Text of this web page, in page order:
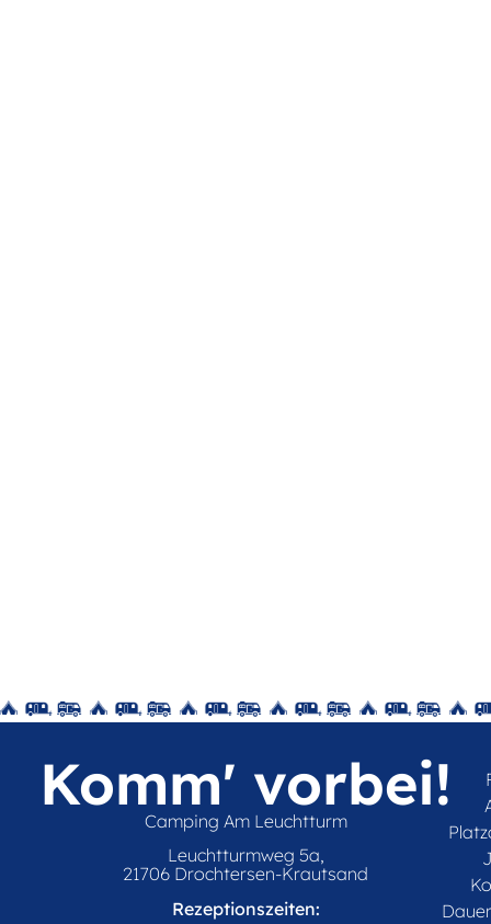
Komm' vorbei!
Camping Am Leuchtturm
Leuchtturmweg 5a,
21706 Drochtersen-Krautsand
Rezeptionszeiten: